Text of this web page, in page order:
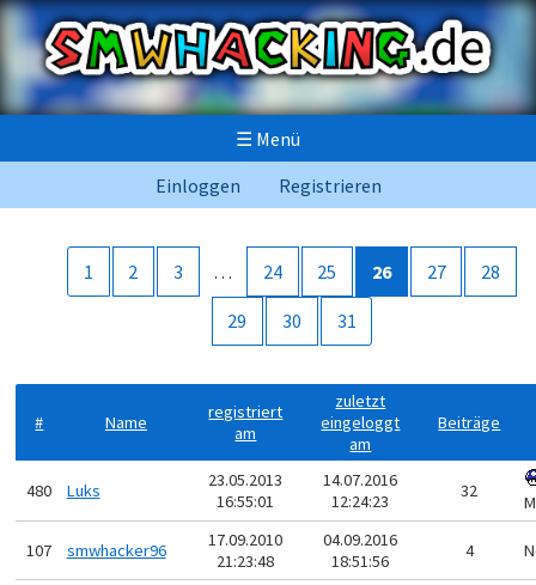
☰ Menü
Einloggen
Registrieren
1 2 3 … 24 25 26 27 28
29 30 31
# Name
registriert
am
zuletzt
eingeloggt
am
Beiträge
480 Luks
23.05.2013
16:55:01
14.07.2016
12:24:23
32
107 smwhacker96
17.09.2010
21:23:48
04.09.2016
18:51:56
4